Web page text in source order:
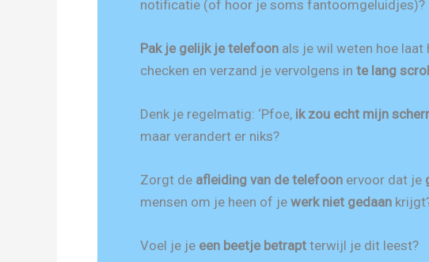
notificatie (of hoor je soms fantoomgeluidjes)?
Pak je gelijk je telefoonals je wil weten hoe laat
checken en verzand je vervolgens in te lang
Denk je regelmatig: ‘Pfoe, ik zou echt mijn
maar verandert er niks?
Zorgt de afleiding van de telefoonervoor dat je
mensen om je heen of je werk niet gedaan
Voel je je een beetje betraptterwijl je dit leest?